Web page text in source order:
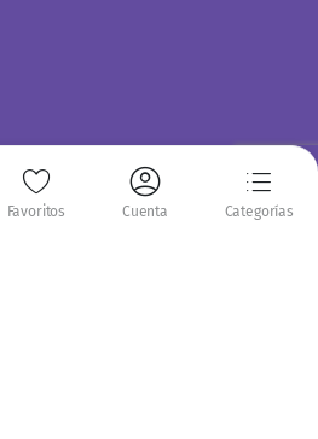
Favoritos Cuenta Categorías